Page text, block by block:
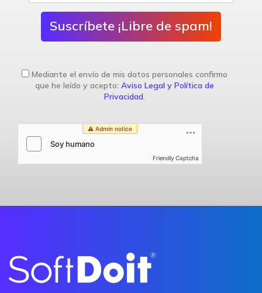
Suscríbete ¡Libre de spam!
Mediante el envío de mis datos personales confirmo
que he leído y acepto: Aviso Legal y Política de
Privacidad.
Friendly Captcha